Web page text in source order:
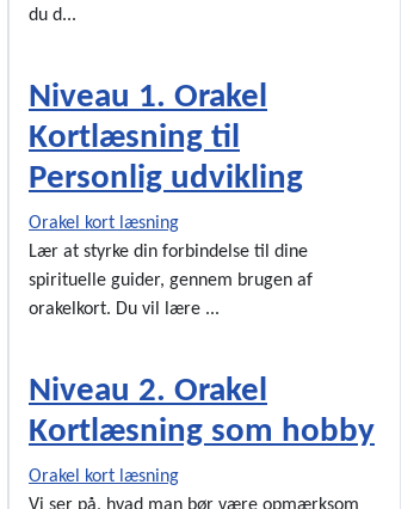
du d...
Niveau 1. Orakel
Kortlæsning til
Personlig udvikling
Orakel kort læsning
Lær at styrke din forbindelse til dine
spirituelle guider, gennem brugen af
orakelkort. Du vil lære ...
Niveau 2. Orakel
Kortlæsning som hobby
Orakel kort læsning